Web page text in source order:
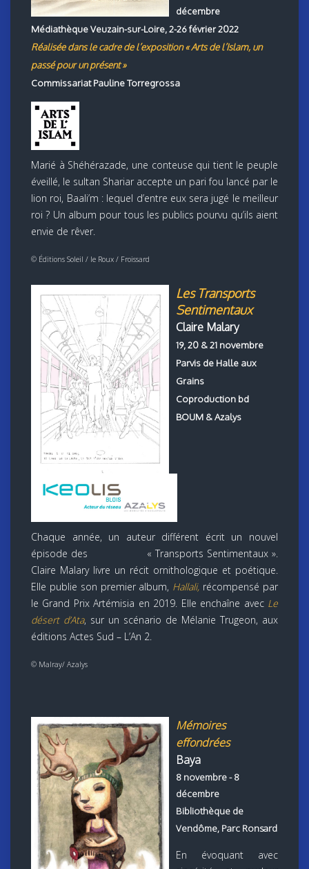
décembre
Médiathèque Veuzain-sur-Loire, 2-26 février 2022
Réalisée dans le cadre de l’exposition « Arts de l’Islam, un
passé pour un présent »
Commissariat Pauline Torregrossa
Marié à Shéhérazade, une conteuse qui tient le peuple
éveillé, le sultan Shariar accepte un pari fou lancé par le
lion roi, Baali’m : lequel d’entre eux sera jugé le meilleur
roi ? Un album pour tous les publics pourvu qu’ils aient
envie de rêver.
© Éditions Soleil / le Roux / Froissard
Les Transports
Sentimentaux
Claire Malary
19, 20 & 21 novembre
Parvis de Halle aux
Grains
Coproduction bd
BOUM & Azalys
Chaque année, un auteur différent écrit un nouvel
épisode des « Transports Sentimentaux ».
Claire Malary livre un récit ornithologique et poétique.
Elle publie son premier album, Hallali, récompensé par
le Grand Prix Artémisia en 2019. Elle enchaîne avec Le
désert d’Ata, sur un scénario de Mélanie Trugeon, aux
éditions Actes Sud – L’An 2.
© Malray/ Azalys
Mémoires
effondrées
Baya
8 novembre - 8
décembre
Bibliothèque de
Vendôme, Parc Ronsard
En évoquant avec